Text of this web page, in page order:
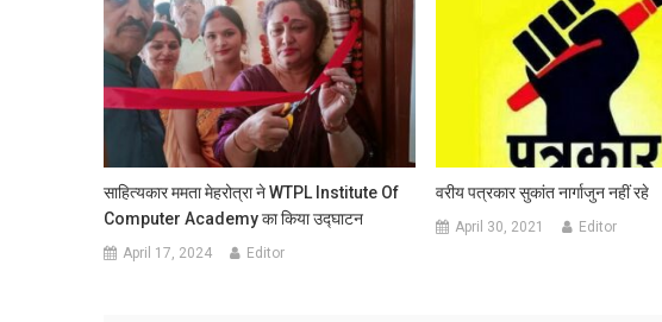
साहित्यकार ममता मेहरोत्रा ने WTPL Institute Of
Computer Academy का किया उद्घाटन
April 17, 2024 Editor
वरीय पत्रकार सुकांत नार्गाजुन नहीं रहे
April 30, 2021 Editor